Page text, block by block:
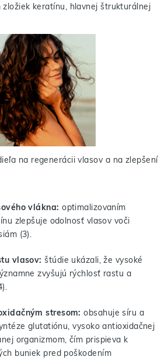
zložiek keratínu, hlavnej štrukturálnej
na regenerácii vlasov a na zlepšení
vlákna: optimalizovaním
zlepšuje odolnosť vlasov voči
(3).
vlasov: štúdie ukázali, že vysoké
zvyšujú rýchlosť rastu a
stresom: obsahuje síru a
glutatiónu, vysoko antioxidačnej
organizmom, čím prispieva k
buniek pred poškodením